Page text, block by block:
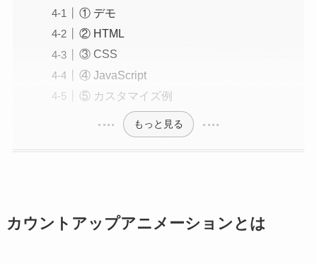
① デモ
② HTML
③ CSS
④ JavaScript
⑤ カスタマイズ例
もっと見る
カウントアップアニメーションとは